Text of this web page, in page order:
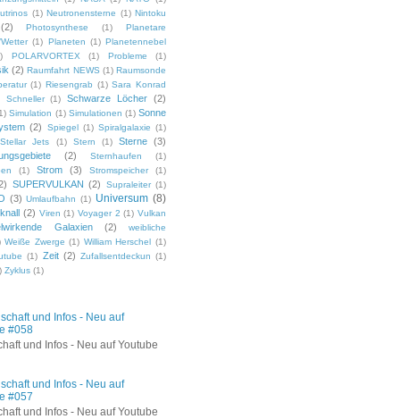
(1) Neutronensterne (1) Nintoku
(2) Photosynthese (1)
Planetare
(1) Planeten (1) Planetennebel
POLARVORTEX (1) Probleme (1)
(2) Raumfahrt NEWS (1) Raumsonde
(1) Riesengrab (1) Sara Konrad
Schneller
(1) Schwarze Löcher (2)
Simulation (1) Simulationen (1) Sonne
(2) Spiegel (1) Spiralgalaxie (1)
Stellar Jets
(1) Stern (1) Sterne (3)
(2) Sternhaufen
(1)
(1) Strom (3) Stromspeicher (1)
SUPERVULKAN (2) Supraleiter (1)
(3) Umlaufbahn (1) Universum (8)
(2) Viren (1) Voyager 2 (1) Vulkan
Galaxien (2)
weibliche
Weiße Zwerge (1) William Herschel (1)
(1) Zeit (2) Zufallsentdeckun (1)
Zyklus (1)
und Infos - Neu auf
#058
und Infos - Neu auf Youtube
und Infos - Neu auf
#057
und Infos - Neu auf Youtube